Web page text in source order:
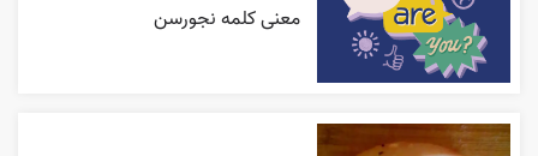
معنی کلمه نجورسن